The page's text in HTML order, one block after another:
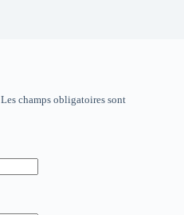
Les champs obligatoires sont